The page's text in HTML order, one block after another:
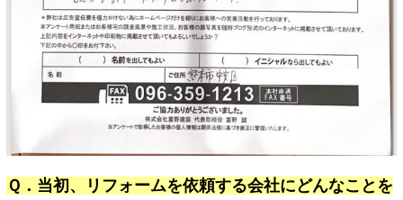
Ｑ．当初、リフォームを依頼する会社にどんなことを